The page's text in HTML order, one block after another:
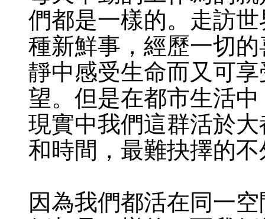
們都是一樣的。走訪
種新鮮事，經歷一切
靜中感受生命而又可
望。但是在都市生活
現實中我們這群活於
和時間，最難抉擇的
因為我們都活在同一